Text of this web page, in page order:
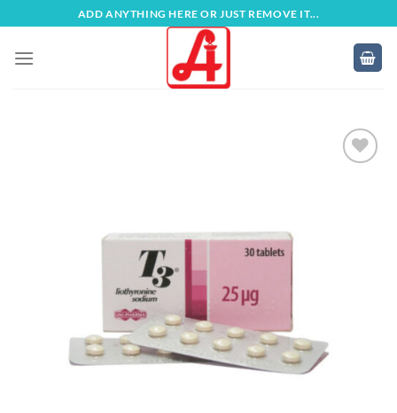
Inhalt
springen
ADD ANYTHING HERE OR JUST REMOVE IT...